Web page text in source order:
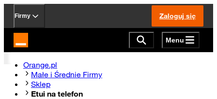
Firmy Zaloguj się
Strona główna Orange.pl Menu
Orange.pl
Małe i Średnie Firmy
Sklep
Etui na telefon